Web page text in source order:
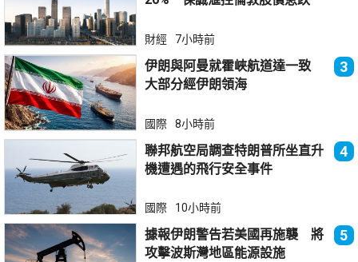
財經 7小時前
伊朗與阿曼就霍峽航道達一致
大部分經伊朗領海
3
國際 8小時前
聯邦航空局調查特朗普所坐直升
機遭遇的飛行安全事件
4
國際 10小時前
據報伊朗警告若美國再施襲 將
攻擊波斯灣地區能源設施
5